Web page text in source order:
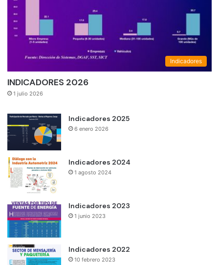
Indicadores
INDICADORES 2026
1 julio 2026
Indicadores 2025
6 enero 2026
Indicadores 2024
1 agosto 2024
Indicadores 2023
1 junio 2023
Indicadores 2022
10 febrero 2023